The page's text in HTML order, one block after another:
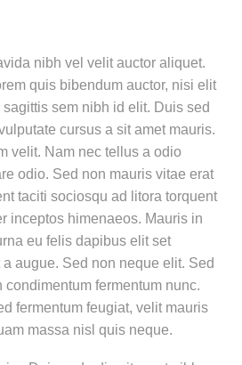
nibh vel velit auctor aliquet.
quis bibendum auctor, nisi elit
sem nibh id elit. Duis sed
cursus a sit amet mauris.
velit. Nam nec tellus a odio
odio. Sed non mauris vitae erat
taciti sociosqu ad litora torquent
inceptos himenaeos. Mauris in
eu felis dapibus elit set
augue. Sed non neque elit. Sed
condimentum fermentum nunc.
fermentum feugiat, velit mauris
massa nisl quis neque.